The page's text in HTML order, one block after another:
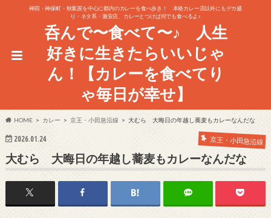
神田・神保町・秋葉原を中心に都内のカレーを食べ歩き！ 本格カレー店以外にもデカ盛
り・ネタ系・激安店、カレーとつけば何でも食べるよ♪
呑んで〜食べて〜♪ 人生
好きに生きたらいいじゃ
ん！【カレーを食べてり
ゃ毎日が幸せ】
HOME カレー 京王・小田急沿線 大むら 大晦日の年越し蕎麦もカレーなんだな
2026.01.24 京王・小田急沿線
大むら 大晦日の年越し蕎麦もカレーなんだな